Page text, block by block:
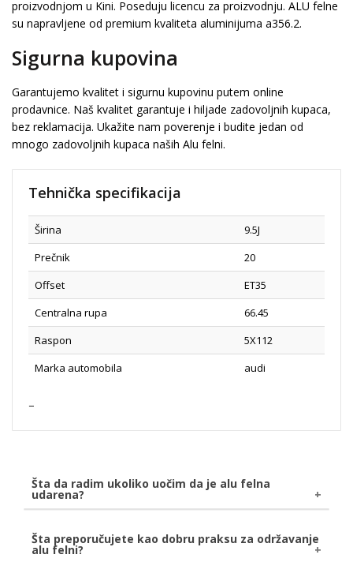
proizvodnjom u Kini. Poseduju licencu za proizvodnju. ALU felne
su napravljene od premium kvaliteta aluminijuma a356.2.
Sigurna kupovina
Garantujemo kvalitet i sigurnu kupovinu putem online
prodavnice. Naš kvalitet garantuje i hiljade zadovoljnih kupaca,
bez reklamacija. Ukažite nam poverenje i budite jedan od
mnogo zadovoljnih kupaca naših Alu felni.
Tehnička specifikacija
Širina
9.5J
Prečnik
20
Offset
ET35
Centralna rupa
66.45
Raspon
5X112
Marka automobila
audi
Šta da radim ukoliko uočim da je alu felna
udarena?
Ukoliko uočite da je Vaša alu felna udarena, bilo
naletom kamena ili udarom o pločnik, savetujemo da
Šta preporučujete kao dobru praksu za održavanje
alu felni?